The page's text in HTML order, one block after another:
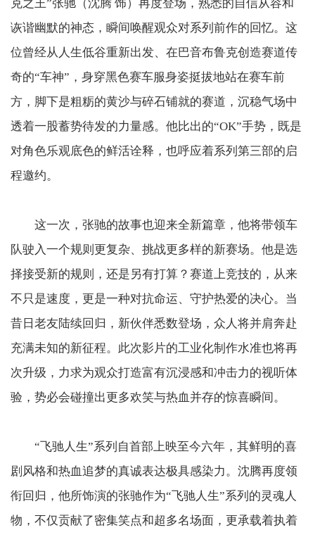
克之王”张驰（沈腾 饰）再度登场，熟悉的自信从容和
诙谐幽默的神态，瞬间唤醒观众对系列前作的回忆。这
位曾经从人生低谷重新出发、在巴音布鲁克创造赛道传
奇的“车神”，身穿黑色赛车服身姿挺拔地站在赛车前
方，脚下是粗粝的黄沙与碎石铺就的赛道，沉稳气场中
透着一股蓄势待发的力量感。他比出的“OK”手势，既是
对角色乐观底色的鲜活诠释，也呼应着系列第三部的启
程邀约。
这一次，张驰的故事也迎来全新篇章，他将带领车
队驶入一个规则更复杂、挑战更多样的新赛场。他是选
择接受新的规则，还是另有打算？赛道上竞技的，从来
不只是速度，更是一种对抗命运、守护热爱的决心。当
昔日老友陆续回归，新伙伴悉数登场，众人将并肩奔赴
充满未知的新征程。此次影片的工业化制作水准也将再
次升级，力求为观众打造富有沉浸感和冲击力的视听体
验，势必会碰撞出更多欢笑与热血并存的惊喜瞬间。
“飞驰人生”系列自首部上映至今六年，其鲜明的喜
剧风格和热血追梦的真诚表达极具感染力。 沈腾再度领
衔回归，他所饰演的张驰作为“飞驰人生”系列的灵魂人
物，不仅贡献了密集笑点和超多名场面，更承载着执着